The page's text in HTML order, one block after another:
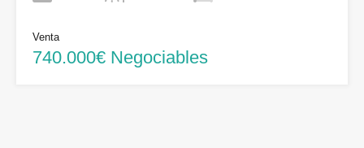
Venta
740.000€ Negociables